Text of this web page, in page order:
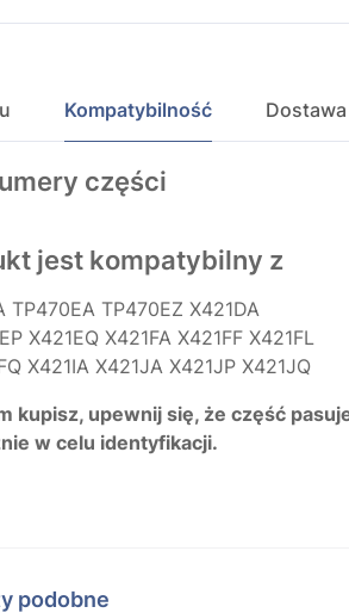
Kompatybilność
części
jest kompatybilny z
TP470EA TP470EZ X421DA
X421EQ X421FA X421FF X421FL
X421IA X421JA X421JP X421JQ
kupisz, upewnij się, że część
w celu identyfikacji.
podobne